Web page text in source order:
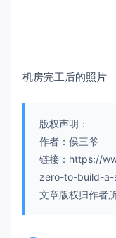
机房完工后的照片
版权声明：
作者：侯三爷
链接：https://
zero-to-build-a-
文章版权归作者